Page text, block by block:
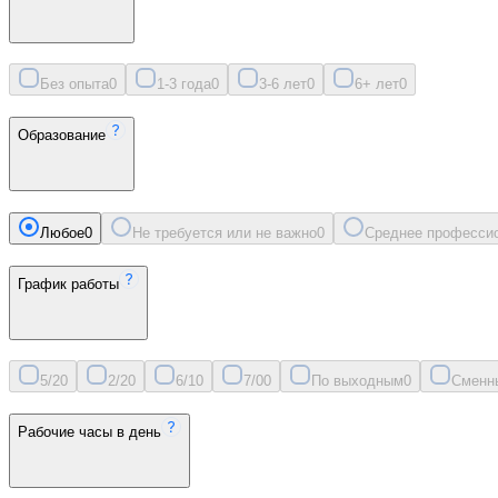
Без опыта0 1-3 года0 3-6 лет0 6+ лет0
Образование
Любое0 Не требуется или не важно0 Среднее
График работы
5/20 2/20 6/10 7/00 По выходным0
Рабочие часы в день